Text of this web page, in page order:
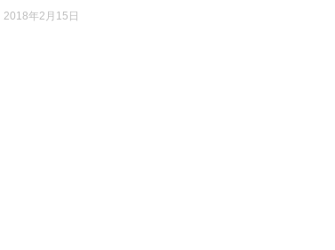
2018年2月15日